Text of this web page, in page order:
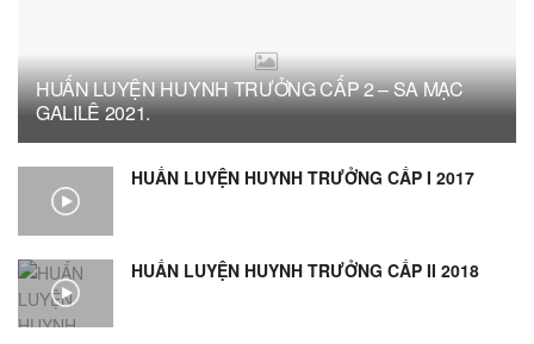
HUẤN LUYỆN HUYNH TRƯỞNG CẤP 2 – SA MẠC
GALILÊ 2021.
HUẤN LUYỆN HUYNH TRƯỞNG CẤP I 2017
HUẤN LUYỆN HUYNH TRƯỞNG CẤP II 2018